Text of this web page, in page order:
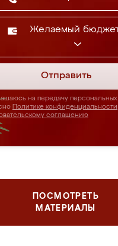
Желаемый
Отправить
на передачу
Политике конфиденциальности
соглашению
ПОСМОТРЕТЬ
МАТЕРИАЛЫ